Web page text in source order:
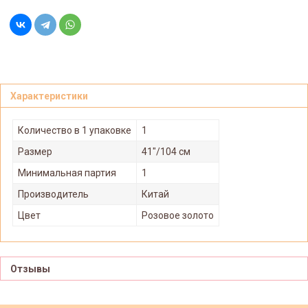
Характеристики
Количество в 1 упаковке
1
Размер
41"/104 см
Минимальная партия
1
Производитель
Китай
Цвет
Розовое золото
Отзывы